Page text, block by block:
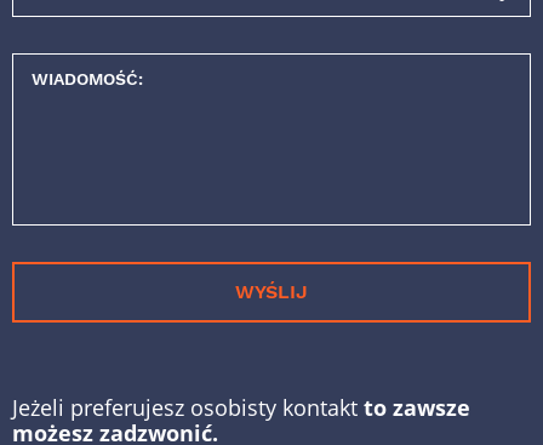
WIADOMOŚĆ:
WYŚLIJ
Jeżeli preferujesz osobisty kontakt to zawsze
możesz zadzwonić.